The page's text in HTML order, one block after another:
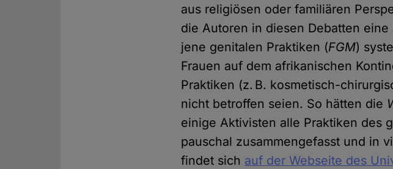
aus religiösen oder familiären
die Autoren in diesen Debatten
jene genitalen Praktiken (FGM)
Frauen auf dem afrikanischen
Praktiken (z. B. kosmetisch-
nicht betroffen seien. So hätten die
einige Aktivisten alle Praktiken des
pauschal zusammengefasst und in
findet sich auf der Webseite des